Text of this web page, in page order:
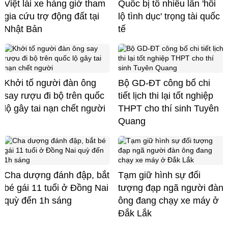
Việt lái xe hàng giờ tham
gia cứu trợ động đất tại
Nhật Bản
Quốc bị tố nhiều lần 'hối
lộ tình dục' trọng tài quốc
tế
Khởi tố người đàn ông
say rượu đi bộ trên quốc
lộ gây tai nạn chết người
Bộ GD-ĐT công bố chi
tiết lịch thi lại tốt nghiệp
THPT cho thí sinh Tuyên
Quang
Cha dượng đánh đập, bắt
bé gái 11 tuổi ở Đồng Nai
quỳ đến 1h sáng
Tạm giữ hình sự đối
tượng đạp ngã người đàn
ông đang chạy xe máy ở
Đắk Lắk